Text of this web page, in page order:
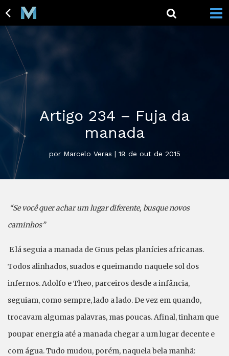
Artigo 234 – Fuja da
manada
por Marcelo Veras | 19 de out de 2015
“Se você quer achar um lugar diferente, busque novos
caminhos”
E lá seguia a manada de Gnus pelas planícies africanas.
Todos alinhados, suados e queimando naquele sol dos
infernos. Adolfo e Theo, parceiros desde a infância,
seguiam, como sempre, lado a lado. De vez em quando,
trocavam algumas palavras, mas poucas. Afinal, tinham que
poupar energia até a manada chegar a um lugar decente e
com água. Tudo mudou, porém, naquela bela manhã: